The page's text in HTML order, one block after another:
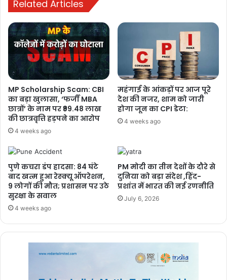
रही सेहत
4 weeks ago
दरभंगा AIIMS का ‘गेट’ क्यों बना देशभर में चर्चा
का विषय? जानिए पूरा मामला, क्या सचमुच
हुआ कोई घोटाला?
4 weeks ago
Related Articles
MP Scholarship Scam: CBI
का बड़ा खुलासा, ‘फर्जी MBA
छात्रों’ के नाम पर ₹99.48 लाख
की छात्रवृत्ति हड़पने का आरोप
4 weeks ago
महंगाई के आंकड़ों पर आज पूरे
देश की नजर, शाम को जारी
होगा जून का CPI डेटा:
4 weeks ago
पुणे कचरा डंप हादसा: 84 घंटे
बाद खत्म हुआ रेस्क्यू ऑपरेशन,
9 लोगों की मौत; प्रशासन पर उठे
सुरक्षा के सवाल
4 weeks ago
PM मोदी का तीन देशों के दौरे से
दुनिया को बड़ा संदेश ,हिंद-
प्रशांत में भारत की नई रणनीति
July 6, 2026